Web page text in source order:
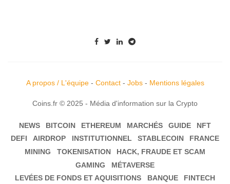
A propos / L'équipe- Contact- Jobs- Mentions légales
Coins.fr © 2025 - Média d'information sur la Crypto
NEWS BITCOIN ETHEREUM MARCHÉS GUIDE
NFT
DEFI
AIRDROP INSTITUTIONNEL STABLECOIN
FRANCE
MINING
TOKENISATION
HACK, FRAUDE ET SCAM
GAMING
MÉTAVERSE
LEVÉES DE FONDS ET AQUISITIONS
BANQUE FINTECH